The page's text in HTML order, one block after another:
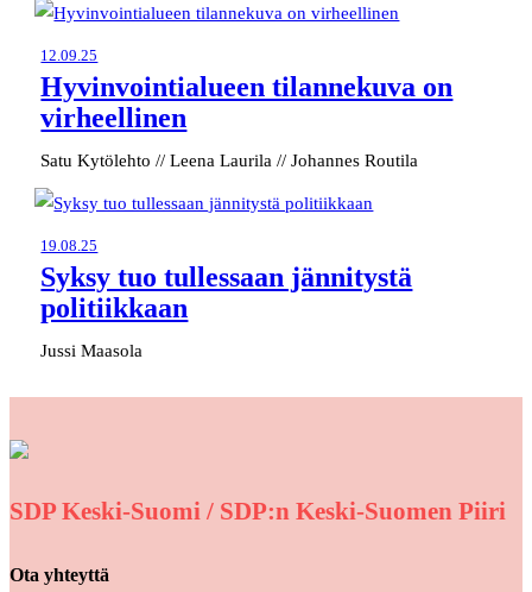
12.09.25
Hyvinvointialueen tilannekuva on
virheellinen
Satu Kytölehto // Leena Laurila // Johannes Routila
19.08.25
Syksy tuo tullessaan jännitystä
politiikkaan
Jussi Maasola
SDP Keski-Suomi / SDP:n Keski-Suomen Piiri
Ota yhteyttä